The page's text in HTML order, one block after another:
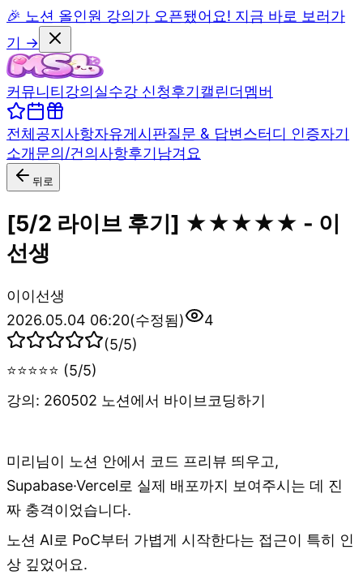
🎉 노션 올인원 강의가 오픈됐어요! 지금 바로 보러가
기 →
커뮤니티강의실수강 신청후기캘린더멤버
전체공지사항자유게시판질문 & 답변스터디 인증자기
소개문의/건의사항후기남겨요
뒤로
[5/2 라이브 후기] ★★★★★ - 이
선생
이이선생
2026.05.04 06:20(수정됨)
4
(5/5)
⭐⭐⭐⭐⭐ (5/5)
강의: 260502 노션에서 바이브코딩하기
미리님이 노션 안에서 코드 프리뷰 띄우고,
Supabase·Vercel로 실제 배포까지 보여주시는 데 진
짜 충격이었습니다.
노션 AI로 PoC부터 가볍게 시작한다는 접근이 특히 인
상 깊었어요.